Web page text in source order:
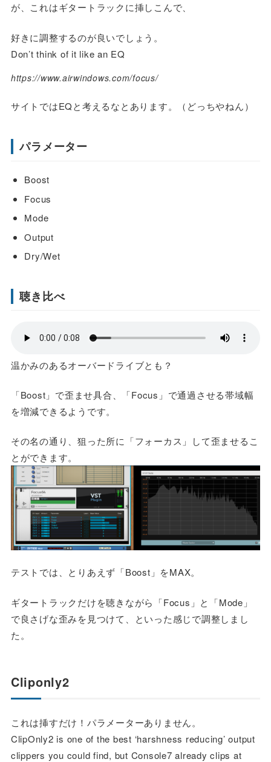
が、これはギタートラックに挿しこんで、
好きに調整するのが良いでしょう。
Don’t think of it like an EQ
https://www.airwindows.com/focus/
サイトではEQと考えるなとあります。（どっちやねん）
パラメーター
Boost
Focus
Mode
Output
Dry/Wet
聴き比べ
温かみのあるオーバードライブとも？
「Boost」で歪ませ具合、「Focus」で通過させる帯域幅
を増減できるようです。
その名の通り、狙った所に「フォーカス」して歪ませるこ
とができます。
テストでは、とりあえず「Boost」をMAX。
ギタートラックだけを聴きながら「Focus」と「Mode」
で良さげな歪みを見つけて、といった感じで調整しまし
た。
Cliponly2
これは挿すだけ！パラメーターありません。
ClipOnly2 is one of the best ‘harshness reducing’ output
clippers you could find, but Console7 already clips at